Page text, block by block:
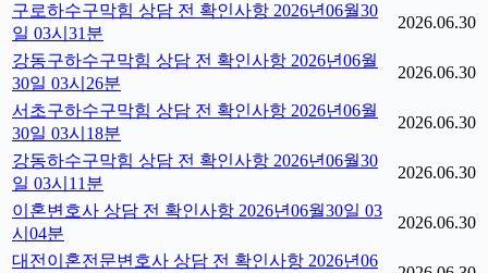
구로하수구막힘 상담 전 확인사항 2026년06월30
일 03시31분
2026.06.30
강동구하수구막힘 상담 전 확인사항 2026년06월
30일 03시26분
2026.06.30
서초구하수구막힘 상담 전 확인사항 2026년06월
30일 03시18분
2026.06.30
강동하수구막힘 상담 전 확인사항 2026년06월30
일 03시11분
2026.06.30
이혼변호사 상담 전 확인사항 2026년06월30일 03
시04분
2026.06.30
대전이혼전문변호사 상담 전 확인사항 2026년06